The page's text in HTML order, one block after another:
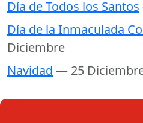
Día de Todos los Santos
Día de la Inmaculada
Diciembre
Navidad — 25